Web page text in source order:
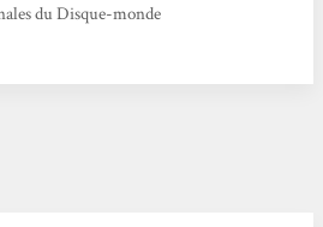
du Disque-monde